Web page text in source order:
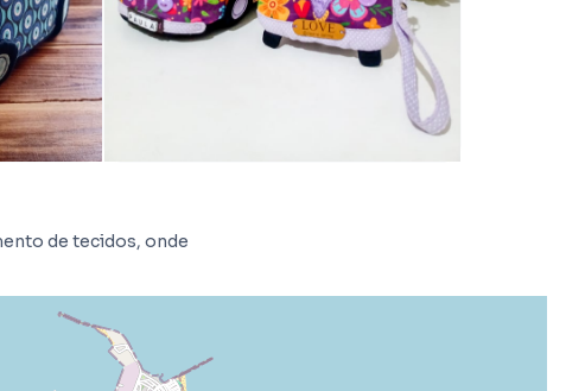
de tecidos, onde